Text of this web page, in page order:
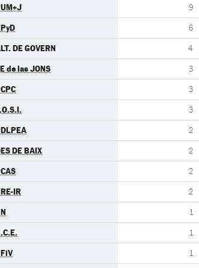
9
6
DE GOVERN 4
de las JONS 3
3
3
2
DE BAIX 2
2
IR 2
1
1
1